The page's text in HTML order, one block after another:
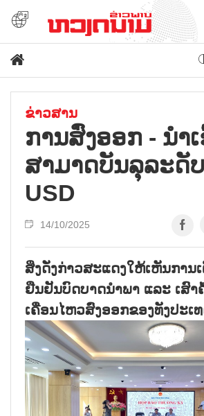
ຂ່າວສານ
ການສົ່ງອອກ - ນຳ
ສາມາດບັນລຸລະດັ
USD
14/10/2025
ສິ່ງດັ່ງກ່າວສະແດງໃຫ້ເຫັນການ
ຢືນຢັນບົດບາດນຳພາ ແລະ ເສົາ
ເຄື່ອນໄຫວສົ່ງອອກຂອງທັງປະເ